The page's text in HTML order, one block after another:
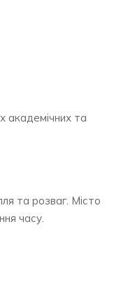
академічних та
та розваг. Місто
часу.